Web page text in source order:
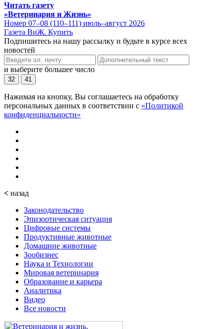
Читать газету
«Ветеринария и Жизнь»
Номер 07–08 (110–111) июль–август 2026
Газета ВиЖ. Купить
Подпишитесь на нашу рассылку и будьте в курсе всех
новостей
и выберите большее число
32 41
Нажимая на кнопку, Вы соглашаетесь на обработку
персональных данных в соответствии с «Политикой
конфиденциальности»
< назад
Законодательство
Эпизоотическая ситуация
Цифровые системы
Продуктивные животные
Домашние животные
Зообизнес
Наука и Технологии
Мировая ветеринария
Образование и карьера
Аналитика
Видео
Все новости